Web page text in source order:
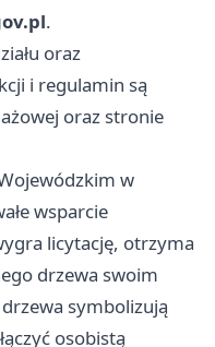
.
oraz
i regulamin są
oraz stronie
w
wsparcie
licytację, otrzyma
drzewa swoim
symbolizują
osobistą